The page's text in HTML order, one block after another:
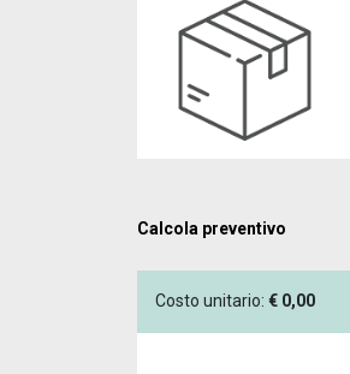
Calcola preventivo
Costo unitario: € 0,00